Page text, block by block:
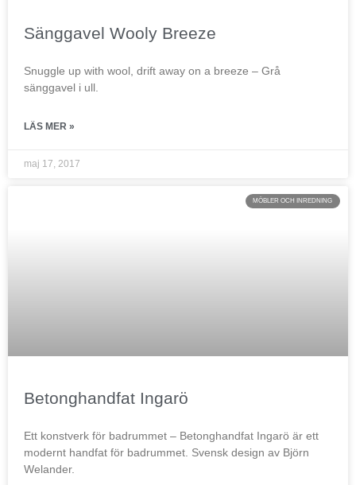
Sänggavel Wooly Breeze
Snuggle up with wool, drift away on a breeze – Grå
sänggavel i ull.
LÄS MER »
maj 17, 2017
MÖBLER OCH INREDNING
Betonghandfat Ingarö
Ett konstverk för badrummet – Betonghandfat Ingarö är ett
modernt handfat för badrummet. Svensk design av Björn
Welander.